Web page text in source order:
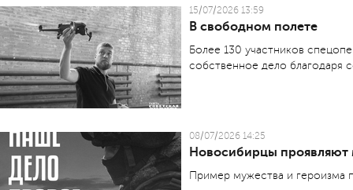
15/07/2026 13:59
В свободном полете
Более 130 участников
собственное дело благодаря
08/07/2026 14:25
Новосибирцы
Пример мужества и героизма